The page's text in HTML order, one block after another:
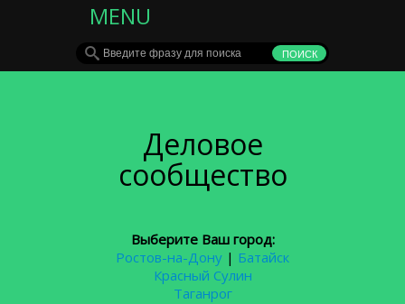
MENU
Деловое
сообщество
Выберите Ваш город:
Ростов-на-Дону | Батайск
Красный Сулин
Таганрог